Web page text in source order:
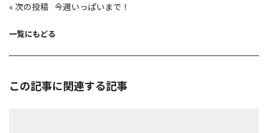
ゲ
ョ
«
今週いっぱいまで！
一覧にもどる
この記事に関連する記事